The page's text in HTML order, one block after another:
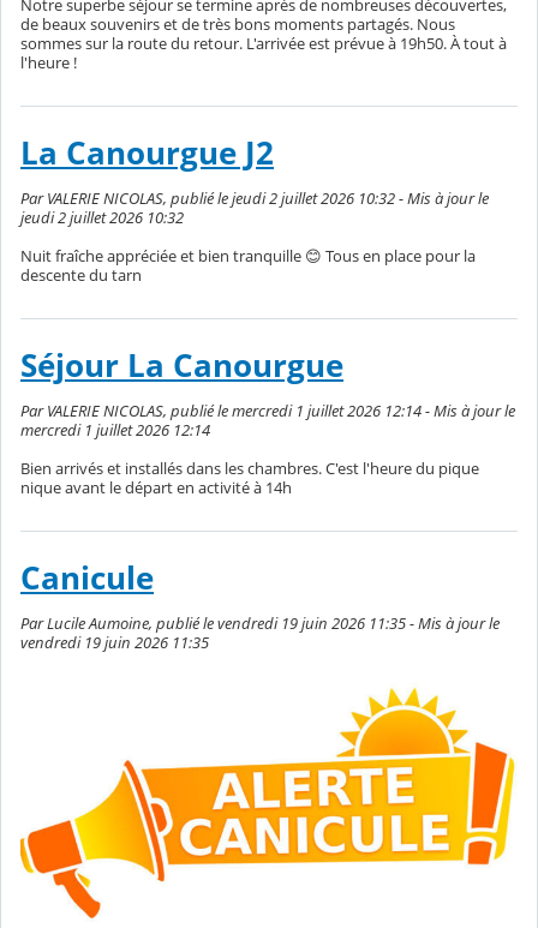
Notre superbe séjour se termine après de nombreuses découvertes,
de beaux souvenirs et de très bons moments partagés. Nous
sommes sur la route du retour. L'arrivée est prévue à 19h50. À tout à
l'heure !
La Canourgue J2
Par VALERIE NICOLAS, publié le jeudi 2 juillet 2026 10:32 - Mis à jour le
jeudi 2 juillet 2026 10:32
Nuit fraîche appréciée et bien tranquille 😊 Tous en place pour la
descente du tarn
Séjour La Canourgue
Par VALERIE NICOLAS, publié le mercredi 1 juillet 2026 12:14 - Mis à jour le
mercredi 1 juillet 2026 12:14
Bien arrivés et installés dans les chambres. C'est l'heure du pique
nique avant le départ en activité à 14h
Canicule
Par Lucile Aumoine, publié le vendredi 19 juin 2026 11:35 - Mis à jour le
vendredi 19 juin 2026 11:35